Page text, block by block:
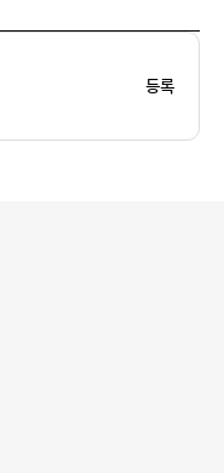
등록